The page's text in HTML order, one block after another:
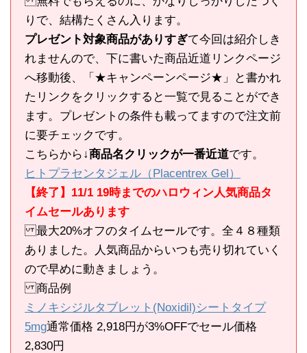
りで、結構たくさん入ります。
プレゼント対象商品がありすぎて今回は紹介しき
れませんので、下に書いた商品近道リンクページ
へ移動後、「★キャンペーンページ★」と書かれ
たリンクをクリックすると一覧で見ることができ
ます。プレゼントの条件も載ってますので注文前
に要チェックです。
こちらから ↓商品名クリックが一番近道です。
ヒトプラセンタジェル（Placentrex Gel）
【終了】11/1 19時までのハロウィン人気商品タ
イムセールあります
最大20%オフのタイムセールです。全４８種類
ありました。人気商品からいつも売り切れていく
ので早めに動きましょう。
商品例
ミノキシジルタブレット(Noxidil)シートタイプ
5mg通常価格 2,918円が3%OFFでセール価格
2,830円